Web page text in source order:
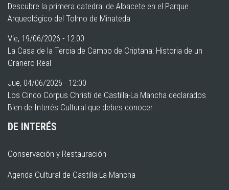
Descubre la primera catedral de Albacete en el Parque
Arqueológico del Tolmo de Minateda
Vie, 19/06/2026 - 12:00
La Casa de la Tercia de Campo de Criptana: Historia de un
Granero Real
Jue, 04/06/2026 - 12:00
Los Cinco Corpus Christi de Castilla-La Mancha declarados
Bien de Interés Cultural que debes conocer
DE INTERÉS
Conservación y Restauración
Agenda Cultural de Castilla-La Mancha